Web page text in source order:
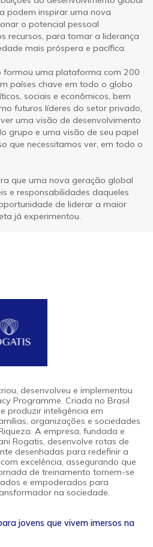
podem inspirar uma nova
o potencial pessoal
recursos, para tomar a liderança
mais próspera e pacífica.
formou uma plataforma com 200
países chave em todo o globo
sociais e econômicos, bem
futuros líderes do setor privado,
uma visão de desenvolvimento
grupo e uma visão de seu papel
que necessitamos ver, em todo o
que uma nova geração global
e responsabilidades daqueles
de liderar a maior
já experimentou.
desenvolveu e implementou
Programme. Criada no Brasil
produzir inteligência em
organizações e sociedades
A empresa, fundada e
Rogatis, desenvolve rotas de
desenhadas para redefinir a
excelência, assegurando que
de treinamento tornem-se
e empoderados para
na sociedade.
jovens que vivem imersos na